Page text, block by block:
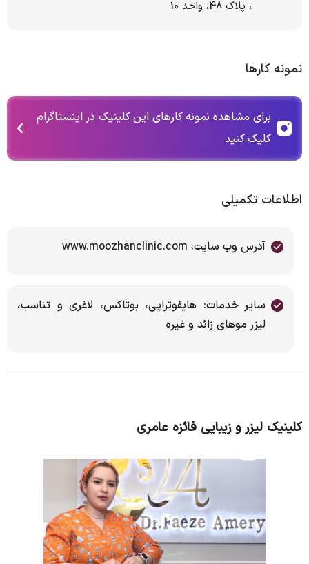
، پلاک 48، واحد 10
نمونه کارها
برای مشاهده نمونه کارهای این کلینیک در اینستاگرام
کلیک کنید
اطلاعات تکمیلی
آدرس وب سایت: www.moozhanclinic.com
سایر خدمات: هایفوتراپی، بوتاکس، لاغری و تناسب،
لیزر موهای زائد و غیره
کلینیک لیزر و زیبایی فائزه عامری